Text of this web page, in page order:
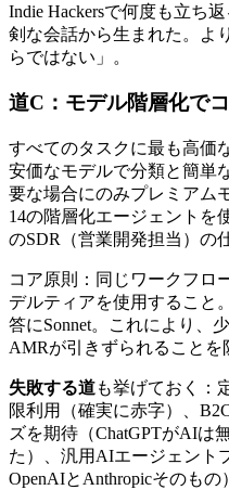
Indie Hackersで何度も立ち
剣な会話から生まれた。よ
らではない」。
道C：モデル階層化で
すべてのタスクに最も高価
安価なモデルで分類と簡単
要な場合にのみプレミアム
14の階層化エージェントを
のSDR（営業開発担当）の
コア原則：同じワークフロ
デルティアを使用すること
答にSonnet。これにより、
AMRが引きずられることを
失敗する道も挙げておく：
限利用（確実に赤字）、
ズを期待（ChatGPTがAIは
た）、汎用AIエージェント
OpenAIとAnthropicそのもの